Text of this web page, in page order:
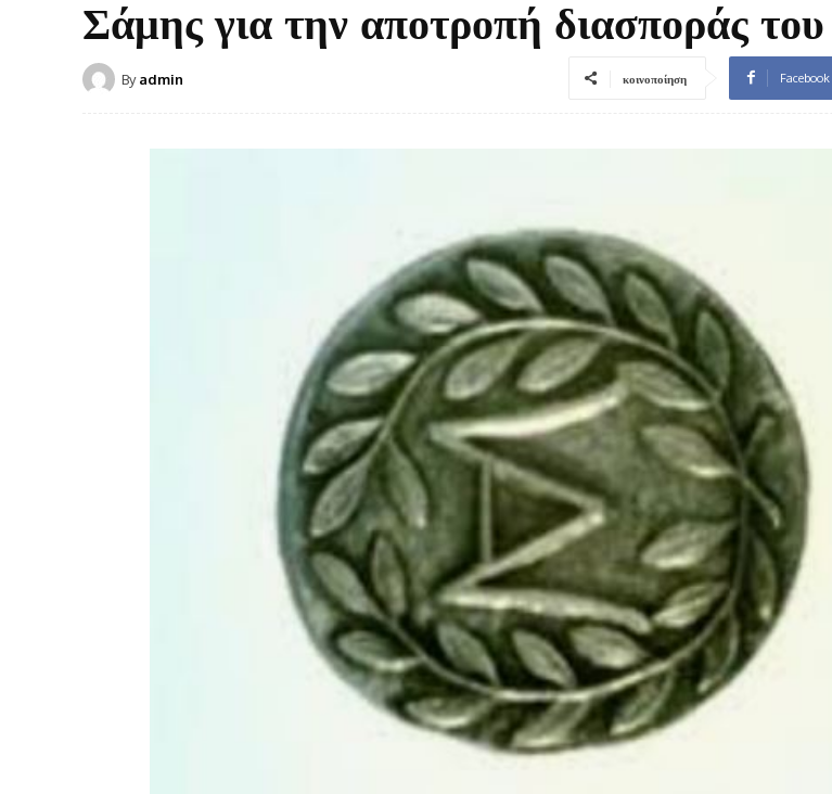
Σάμης για την αποτροπή διασποράς του
By admin κοινοποίηση Facebook